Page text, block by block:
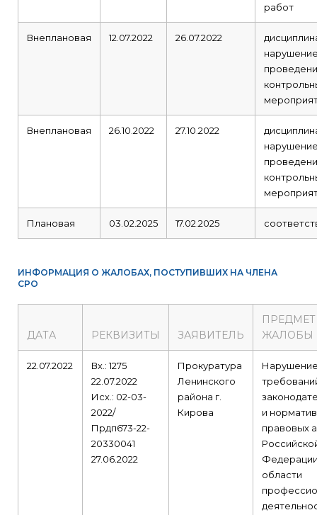
работ
Внеплановая 12.07.2022 26.07.2022
Внеплановая 26.10.2022 27.10.2022
Плановая 03.02.2025 17.02.2025
ИНФОРМАЦИЯ О ЖАЛОБАХ, ПОСТУПИВШИХ НА ЧЛЕНА
СРО
ДАТА РЕКВИЗИТЫ ЗАЯВИТЕЛЬ
ПРЕДМЕТ
ЖАЛОБЫ
22.07.2022
Вх.: 1275
22.07.2022
Исх.: 02-03-
2022/
Прдп673-22-
20330041
27.06.2022
Прокуратура
Ленинского
района г.
Кирова
и
правовых
области